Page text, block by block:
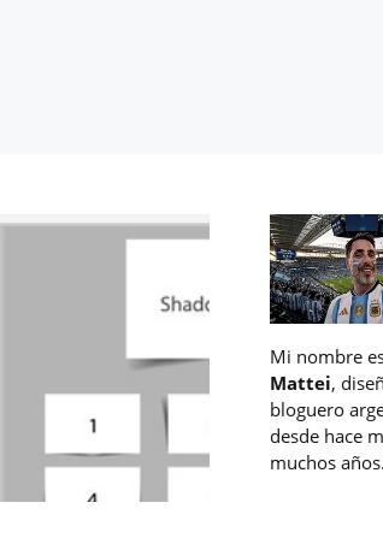
Mi nombre
Mattei,
bloguero
desde hace
muchos años.